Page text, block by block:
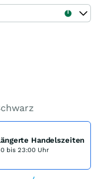
Handelszeiten
bis 23:00 Uhr